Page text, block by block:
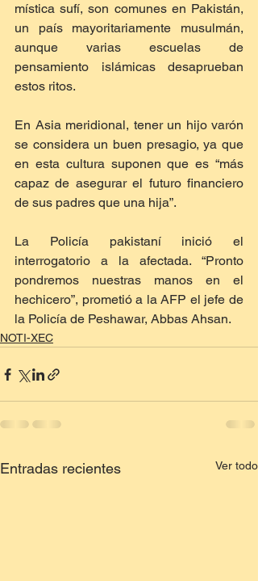
mística sufí, son comunes en Pakistán,
un país mayoritariamente musulmán,
aunque varias escuelas de
pensamiento islámicas desaprueban
estos ritos.
En Asia meridional, tener un hijo varón
se considera un buen presagio, ya que
en esta cultura suponen que es “más
capaz de asegurar el futuro financiero
de sus padres que una hija”.
La Policía pakistaní inició el
interrogatorio a la afectada. “Pronto
pondremos nuestras manos en el
hechicero”, prometió a la AFP el jefe de
la Policía de Peshawar, Abbas Ahsan.
NOTI-XEC
Entradas recientes Ver todo